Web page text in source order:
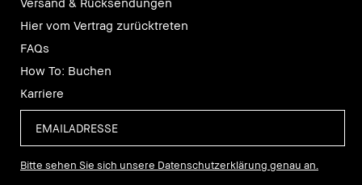
Hier vom Vertrag zurücktreten
FAQs
How To: Buchen
Karriere
Bitte sehen Sie sich unsere Datenschutzerklärung genau an.